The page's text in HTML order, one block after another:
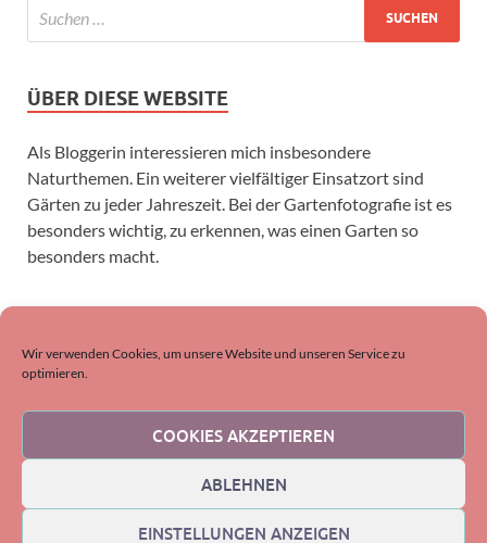
Wir verwenden Cookies, um unsere Website und unseren Service zu
optimieren.
COOKIES AKZEPTIEREN
ABLEHNEN
EINSTELLUNGEN ANZEIGEN
ÜBER DIESE WEBSITE
Als Bloggerin interessieren mich insbesondere
Naturthemen. Ein weiterer vielfältiger Einsatzort sind
Gärten zu jeder Jahreszeit. Bei der Gartenfotografie ist es
besonders wichtig, zu erkennen, was einen Garten so
besonders macht.